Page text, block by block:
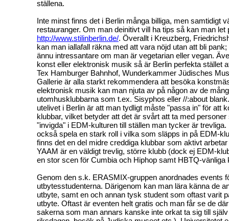
ställena.
Inte minst finns det i Berlin många billiga, men samtidigt
restauranger. Om man deinitivt vill ha tips så kan man let
http://www.stilinberlin.de/. Överallt i Kreuzberg,
kan man iallafall räkna med att vara nöjd utan att bli
ännu intressantare om man är vegetarian eller vegan.
konst eller elektronisk musik så är Berlin perfekta stället
Tex Hamburger Bahnhof, Wunderkammer Jüdisches
Gallerie är alla starkt rekommendera att besöka
elektronisk musik kan man njuta av på någon av de
utomhusklubbarna som t.ex. Sisyphos eller //:about
utelivet i Berlin är att man tydligt måste "passa in" för att
klubbar, vilket betyder att det är svårt att ta med
"invigda" i EDM-kulturen till ställen man tycker är
också spela en stark roll i vilka som släpps in på EDM-
finns det en del midre creddiga klubbar som aktivt
YAAM är en väldigt trevlig, större klubb (dock ej EDM-
en stor scen för Cumbia och Hiphop samt HBTQ-vänliga
Genom den s.k. ERASMIX-gruppen anordnades events
utbytesstudenterna. Därigenom kan man lära känna de
utbyte, samt en och annan tysk student som oftast varit
utbyte. Oftast är eventen helt gratis och man får se de
sakerna som man annars kanske inte orkat ta sig till